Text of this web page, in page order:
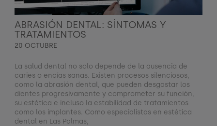
ABRASIÓN DENTAL: SÍNTOMAS Y
TRATAMIENTOS
20 OCTUBRE
La salud dental no solo depende de la ausencia de
caries o encías sanas. Existen procesos silenciosos,
como la abrasión dental, que pueden desgastar los
dientes progresivamente y comprometer su función,
su estética e incluso la estabilidad de tratamientos
como los implantes. Como especialistas en estética
dental en Las Palmas,